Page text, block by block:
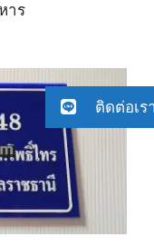
าร
ติดต่อเร